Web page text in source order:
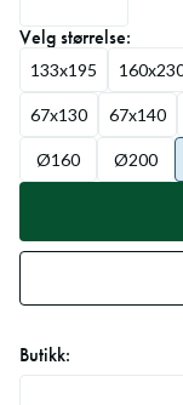
Velgstørrelse:
133x195
67x130 67x140
Ø160 Ø200
Butikk: